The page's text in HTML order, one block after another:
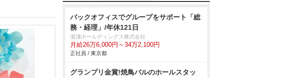
バックオフィスでグループをサポート「総
務・経理」/年休121日
湯淺ホールディングス株式会社
月給26万6,000円～34万2,100円
正社員 / 東京都
グランプリ金賞!焼鳥バルのホールスタッ